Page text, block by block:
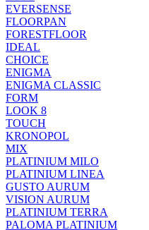
EVERSENSE
FLOORPAN
FORESTFLOOR
IDEAL
CHOICE
ENIGMA
ENIGMA CLASSIC
FORM
LOOK 8
TOUCH
KRONOPOL
MIX
PLATINIUM MILO
PLATINIUM LINEA
GUSTO AURUM
VISION AURUM
PLATINIUM TERRA
PALOMA PLATINIUM